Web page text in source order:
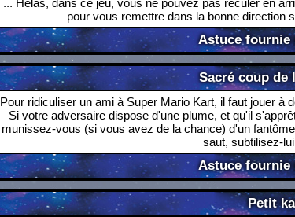
Astuce
... Hélas, dans ce jeu, vous ne pouvez pas reculer en
pour vous remettre dans la bonne direction
Sacré coup de
Astuce
Pour ridiculiser un ami à Super Mario Kart, il faut jouer à
Si votre adversaire dispose d'une plume, et qu'il
munissez-vous (si vous avez de la chance) d'un
saut, subtilisez-
Petit